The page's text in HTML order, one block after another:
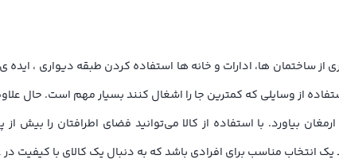
ساختمان ها، ادارات و خانه ها استفاده کردن طبقه دیواری ،
وسایلی که کمترین جا را اشغال کنند بسیار مهم است. حال علاوه
بیاورد. با استفاده از کالا می‌­توانید فضای اطرافتان را بیش